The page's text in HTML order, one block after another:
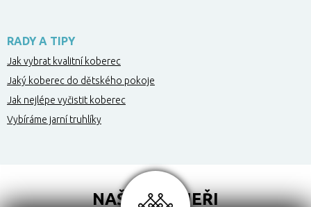
RADY A TIPY
Jak vybrat kvalitní koberec
Jaký koberec do dětského pokoje
Jak nejlépe vyčistit koberec
Vybíráme jarní truhlíky
NAŠI PARTNEŘI